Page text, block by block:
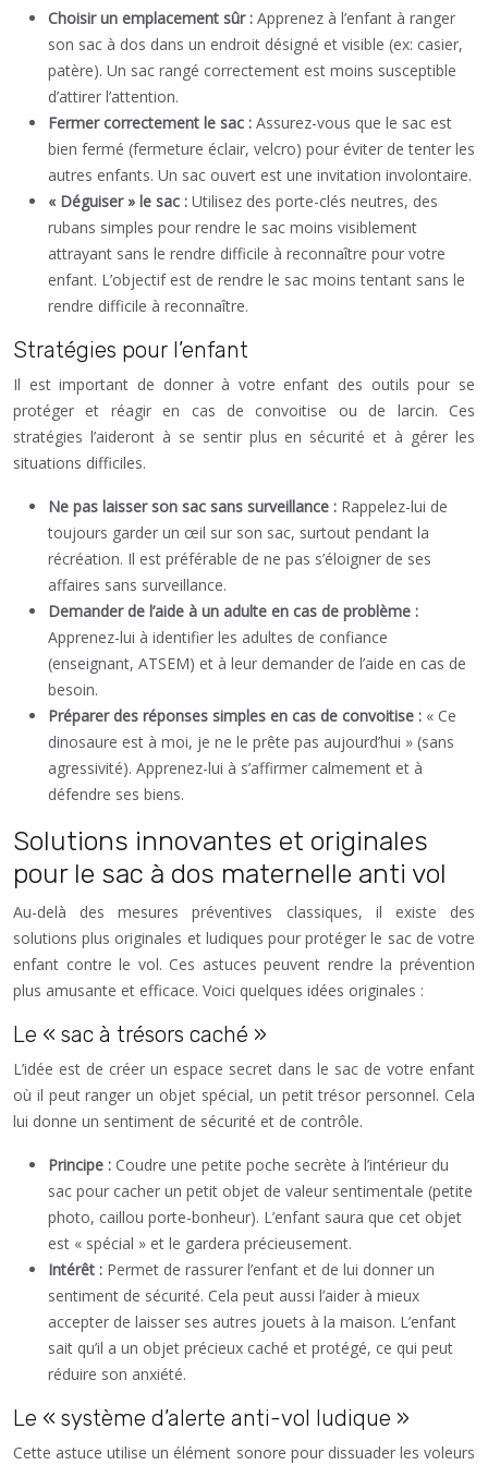
Choisir un emplacement sûr : Apprenez à l’enfant à ranger
son sac à dos dans un endroit désigné et visible (ex: casier,
patère). Un sac rangé correctement est moins susceptible
d’attirer l’attention.
Fermer correctement le sac : Assurez-vous que le sac est
bien fermé (fermeture éclair, velcro) pour éviter de tenter les
autres enfants. Un sac ouvert est une invitation involontaire.
« Déguiser » le sac : Utilisez des porte-clés neutres, des
rubans simples pour rendre le sac moins visiblement
attrayant sans le rendre difficile à reconnaître pour votre
enfant. L’objectif est de rendre le sac moins tentant sans le
rendre difficile à reconnaître.
Stratégies pour l’enfant
Il est important de donner à votre enfant des outils pour se
protéger et réagir en cas de convoitise ou de larcin. Ces
stratégies l’aideront à se sentir plus en sécurité et à gérer les
situations difficiles.
Ne pas laisser son sac sans surveillance : Rappelez-lui de
toujours garder un œil sur son sac, surtout pendant la
récréation. Il est préférable de ne pas s’éloigner de ses
affaires sans surveillance.
Demander de l’aide à un adulte en cas de problème :
Apprenez-lui à identifier les adultes de confiance
(enseignant, ATSEM) et à leur demander de l’aide en cas de
besoin.
Préparer des réponses simples en cas de convoitise : « Ce
dinosaure est à moi, je ne le prête pas aujourd’hui » (sans
agressivité). Apprenez-lui à s’affirmer calmement et à
défendre ses biens.
Solutions innovantes et originales
pour le sac à dos maternelle anti vol
Au-delà des mesures préventives classiques, il existe des
solutions plus originales et ludiques pour protéger le sac de votre
enfant contre le vol. Ces astuces peuvent rendre la prévention
plus amusante et efficace. Voici quelques idées originales :
Le « sac à trésors caché »
L’idée est de créer un espace secret dans le sac de votre enfant
où il peut ranger un objet spécial, un petit trésor personnel. Cela
lui donne un sentiment de sécurité et de contrôle.
Principe : Coudre une petite poche secrète à l’intérieur du
sac pour cacher un petit objet de valeur sentimentale (petite
photo, caillou porte-bonheur). L’enfant saura que cet objet
est « spécial » et le gardera précieusement.
Intérêt : Permet de rassurer l’enfant et de lui donner un
sentiment de sécurité. Cela peut aussi l’aider à mieux
accepter de laisser ses autres jouets à la maison. L’enfant
sait qu’il a un objet précieux caché et protégé, ce qui peut
réduire son anxiété.
Le « système d’alerte anti-vol ludique »
Cette astuce utilise un élément sonore pour dissuader les voleurs